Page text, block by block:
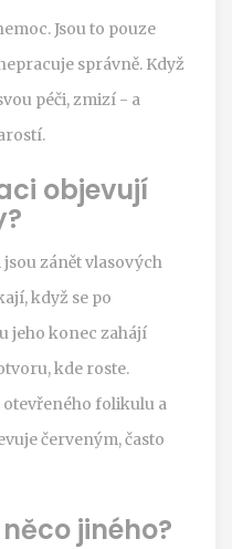
Jsou to pouze
správně. Když
péči, zmizí - a
objevují
zánět vlasových
když se po
jeho konec zahájí
kde roste.
otevřeného folikulu a
červeným, často
jiného?